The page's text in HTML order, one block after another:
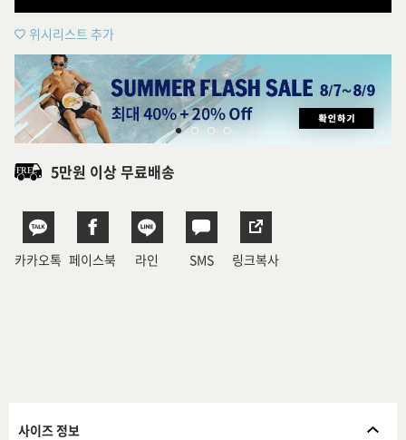
위시리스트 추가
5만원 이상 무료배송
카카오톡 페이스북 라인 SMS 링크복사
사이즈 정보